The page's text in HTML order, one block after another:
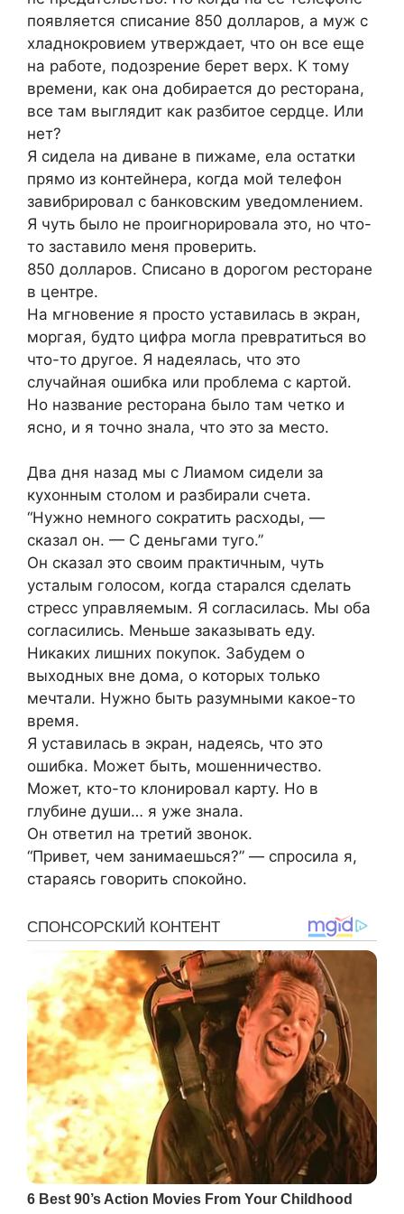
появляется списание 850 долларов, а муж с
хладнокровием утверждает, что он все еще
на работе, подозрение берет верх. К тому
времени, как она добирается до ресторана,
все там выглядит как разбитое сердце. Или
нет?
Я сидела на диване в пижаме, ела остатки
прямо из контейнера, когда мой телефон
завибрировал с банковским уведомлением.
Я чуть было не проигнорировала это, но что-
то заставило меня проверить.
850 долларов. Списано в дорогом ресторане
в центре.
На мгновение я просто уставилась в экран,
моргая, будто цифра могла превратиться во
что-то другое. Я надеялась, что это
случайная ошибка или проблема с картой.
Но название ресторана было там четко и
ясно, и я точно знала, что это за место.
Два дня назад мы с Лиамом сидели за
кухонным столом и разбирали счета.
“Нужно немного сократить расходы, —
сказал он. — С деньгами туго.”
Он сказал это своим практичным, чуть
усталым голосом, когда старался сделать
стресс управляемым. Я согласилась. Мы оба
согласились. Меньше заказывать еду.
Никаких лишних покупок. Забудем о
выходных вне дома, о которых только
мечтали. Нужно быть разумными какое-то
время.
Я уставилась в экран, надеясь, что это
ошибка. Может быть, мошенничество.
Может, кто-то клонировал карту. Но в
глубине души… я уже знала.
Он ответил на третий звонок.
“Привет, чем занимаешься?” — спросила я,
стараясь говорить спокойно.